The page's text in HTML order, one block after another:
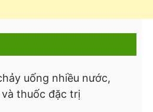
uống nhiều nước,
thuốc đặc trị